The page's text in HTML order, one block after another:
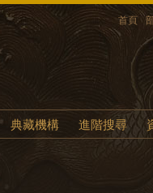
首頁
典藏機構 進階搜尋